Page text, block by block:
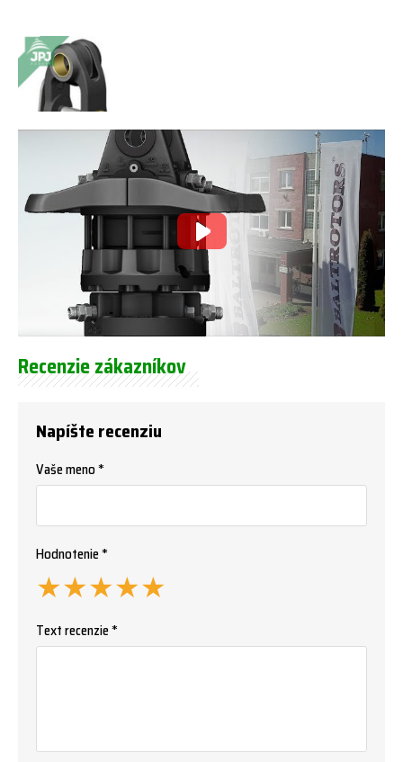
Recenzie zákazníkov
Napíšte recenziu
Vaše meno *
Hodnotenie *
★
★
★
★
★
Text recenzie *